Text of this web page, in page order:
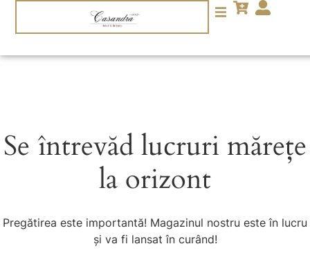
Se întrevăd lucruri mărețe
la orizont
Pregătirea este importantă! Magazinul nostru este în lucru
și va fi lansat în curând!